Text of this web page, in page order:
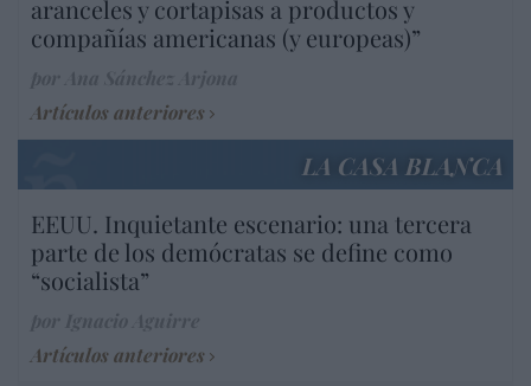
aranceles y cortapisas a productos y
compañías americanas (y europeas)”
Artículos anteriores
LA CASA BLANCA
EEUU. Inquietante escenario: una tercera
parte de los demócratas se define como
“socialista”
Artículos anteriores